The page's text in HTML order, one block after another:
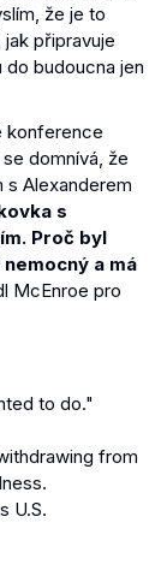
že je to
připravuje
budoucna jen
konference
domnívá, že
s Alexanderem
s
Proč byl
a má
McEnroe pro
to do."
from
U.S.